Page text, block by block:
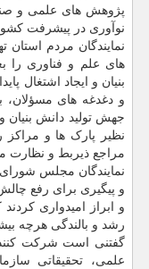
پژوهش های علمی و
نوآوری در پیشرفت
نمایندگان مردم
های علم و فناوری را
بنیان و ایجاد اشتغال
و دغدغه های
جهش تولید دانش
نظیر پارک ها و
مراجع ذیربط و نظارت
نمایندگان مجلس
و پیگیری برای رفع
و ابراز امیدواری
رشد و بالندگی هرچه
گفتنی است شرکت
علمی، تحقیقاتی